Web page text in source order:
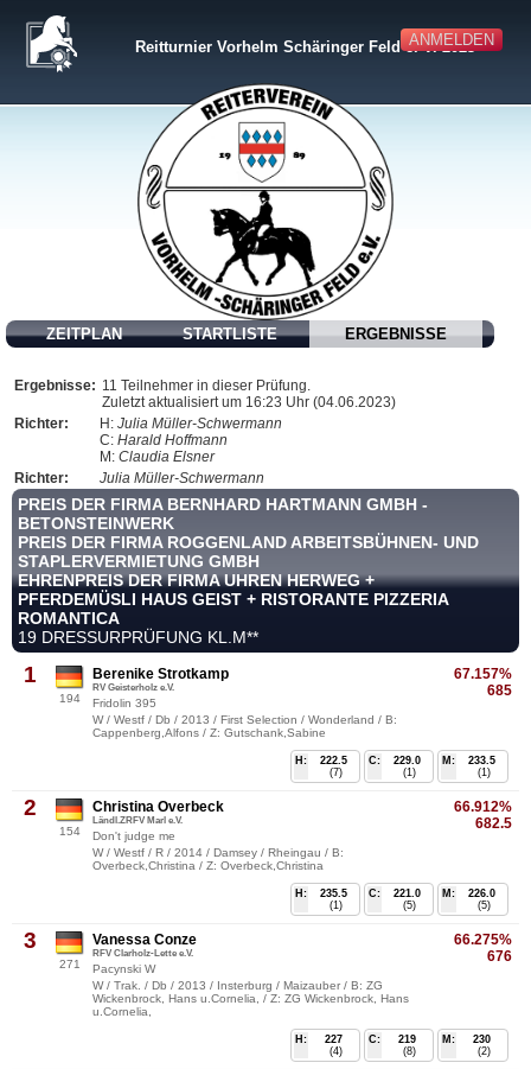
ANMELDEN
Reitturnier Vorhelm Schäringer Feld e. V. 2023
ZEITPLAN STARTLISTE ERGEBNISSE
Ergebnisse: 11 Teilnehmer in dieser Prüfung.
Zuletzt aktualisiert um 16:23 Uhr (04.06.2023)
Richter:
H: Julia Müller-Schwermann
C: Harald Hoffmann
M: Claudia Elsner
Richter:
Julia Müller-Schwermann
PREIS DER FIRMA BERNHARD HARTMANN GMBH -
BETONSTEINWERK
PREIS DER FIRMA ROGGENLAND ARBEITSBÜHNEN- UND
STAPLERVERMIETUNG GMBH
EHRENPREIS DER FIRMA UHREN HERWEG +
PFERDEMÜSLI HAUS GEIST + RISTORANTE PIZZERIA
ROMANTICA
19 DRESSURPRÜFUNG KL.M**
1
194
67.157%
685
Berenike Strotkamp
RV Geisterholz e.V.
Fridolin 395
W / Westf / Db / 2013 / First Selection / Wonderland / B:
Cappenberg,Alfons / Z: Gutschank,Sabine
M:
233.5
(1)
C:
229.0
(1)
H:
222.5
(7)
2
154
66.912%
682.5
Christina Overbeck
Ländl.ZRFV Marl e.V.
Don't judge me
W / Westf / R / 2014 / Damsey / Rheingau / B:
Overbeck,Christina / Z: Overbeck,Christina
M:
226.0
(5)
C:
221.0
(5)
H:
235.5
(1)
3
271
66.275%
676
Vanessa Conze
RFV Clarholz-Lette e.V.
Pacynski W
W / Trak. / Db / 2013 / Insterburg / Maizauber / B: ZG
Wickenbrock, Hans u.Cornelia, / Z: ZG Wickenbrock, Hans
u.Cornelia,
M:
230
(2)
C:
219
(8)
H:
227
(4)